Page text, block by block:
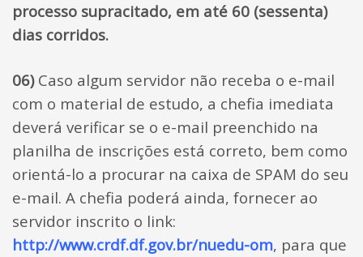
processo supracitado, em até 60 (sessenta)
dias corridos.
06)Caso algum servidor não receba o e-mail
com o material de estudo, a chefia imediata
deverá verificar se o e-mail preenchido na
planilha de inscrições está correto, bem como
orientá-lo a procurar na caixa de SPAM do seu
e-mail. A chefia poderá ainda, fornecer ao
servidor inscrito o link:
http://www.crdf.df.gov.br/nuedu-om, para que